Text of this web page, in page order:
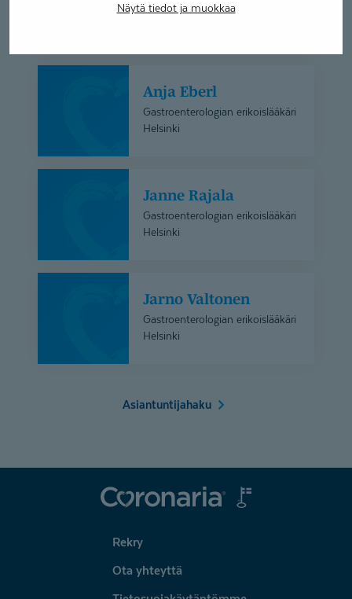
Näytä tiedot ja muokkaa
Gastrokirurgian erikoislääkäri
Anja Eberl
Gastroenterologian erikoislääkäri
Helsinki
Janne Rajala
Gastroenterologian erikoislääkäri
Helsinki
Jarno Valtonen
Gastroenterologian erikoislääkäri
Helsinki
Asiantuntijahaku
Coronaria
Rekry
Ota yhteyttä